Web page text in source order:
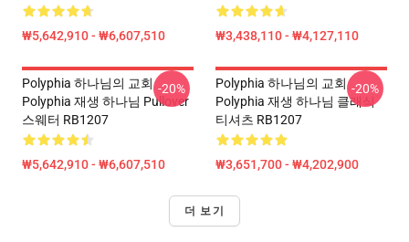
₩5,642,910 - ₩6,607,510 ₩3,438,110 - ₩4,127,110
Polyphia 하나님의 교회
Polyphia 재생 하나님 Pullover
스웨터 RB1207
₩5,642,910 - ₩6,607,510
-20%
Polyphia 하나님의 교회
Polyphia 재생 하나님 클래식
티셔츠 RB1207
₩3,651,700 - ₩4,202,900
-20%
더 보기